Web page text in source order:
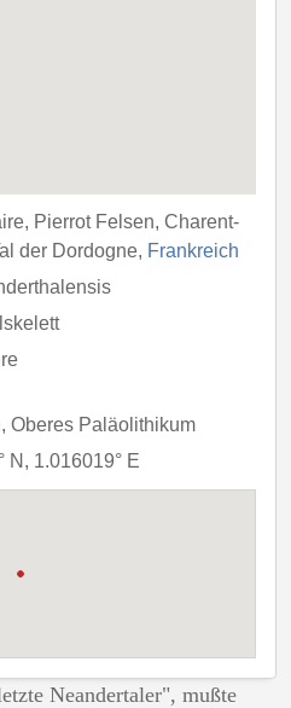
Pierrot Felsen, Charent-
der Dordogne, Frankreich
Oberes Paläolithikum
N, 1.016019° E
Neandertaler", mußte